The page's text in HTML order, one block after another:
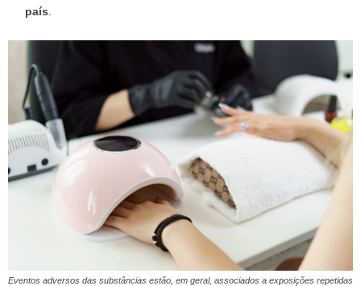
país.
Eventos adversos das substâncias estão, em geral, associados a exposições repetidas